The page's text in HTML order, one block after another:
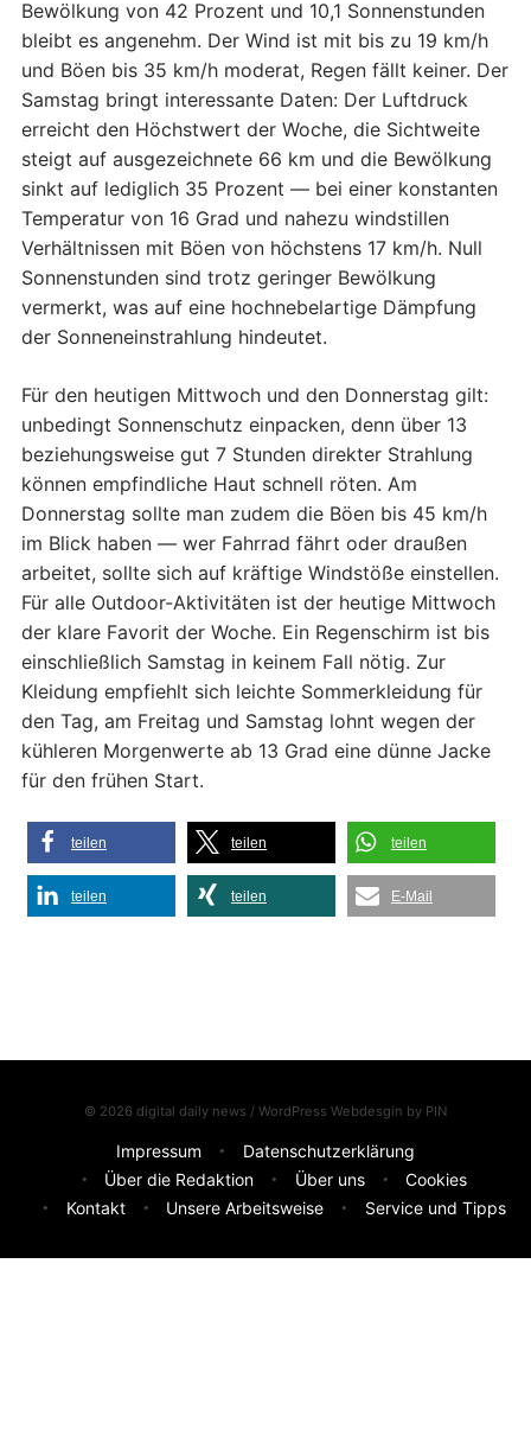
Bewölkung von 42 Prozent und 10,1 Sonnenstunden
bleibt es angenehm. Der Wind ist mit bis zu 19 km/h
und Böen bis 35 km/h moderat, Regen fällt keiner. Der
Samstag bringt interessante Daten: Der Luftdruck
erreicht den Höchstwert der Woche, die Sichtweite
steigt auf ausgezeichnete 66 km und die Bewölkung
sinkt auf lediglich 35 Prozent — bei einer konstanten
Temperatur von 16 Grad und nahezu windstillen
Verhältnissen mit Böen von höchstens 17 km/h. Null
Sonnenstunden sind trotz geringer Bewölkung
vermerkt, was auf eine hochnebelartige Dämpfung
der Sonneneinstrahlung hindeutet.
Für den heutigen Mittwoch und den Donnerstag gilt:
unbedingt Sonnenschutz einpacken, denn über 13
beziehungsweise gut 7 Stunden direkter Strahlung
können empfindliche Haut schnell röten. Am
Donnerstag sollte man zudem die Böen bis 45 km/h
im Blick haben — wer Fahrrad fährt oder draußen
arbeitet, sollte sich auf kräftige Windstöße einstellen.
Für alle Outdoor-Aktivitäten ist der heutige Mittwoch
der klare Favorit der Woche. Ein Regenschirm ist bis
einschließlich Samstag in keinem Fall nötig. Zur
Kleidung empfiehlt sich leichte Sommerkleidung für
den Tag, am Freitag und Samstag lohnt wegen der
kühleren Morgenwerte ab 13 Grad eine dünne Jacke
für den frühen Start.
teilen teilen teilen
teilen teilen E-Mail
© 2026 digital daily news / WordPress Webdesgin by PIN
Impressum
Datenschutzerklärung
Über die Redaktion
Über uns
Cookies
Kontakt
Unsere Arbeitsweise Service und Tipps